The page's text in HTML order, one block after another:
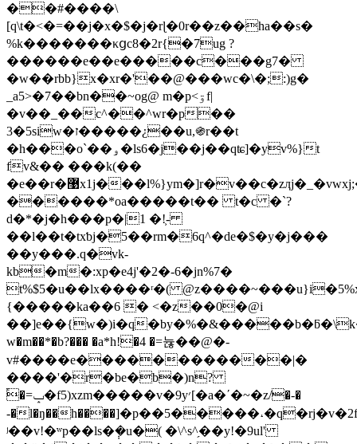
��#����\
[q\t�<�=��j�x�$�j�rɭ�0r��z��ha��s�
%k�������κցc8�2r{�7ug ?
������e��e�����c���g7�
�w��rbb}x�xr�'��@���wc�\�;:)g�
_a5>�7��bn��~og@ m�p<ۊf|
�v��_��c^��^wr�p��
3�5siw�ז�����¿��u,֍r��t
�h���o`��ۅ�ls6�j��j��qʨ]�yv%}t
fv&�� ���k(��
�e��r�޹x1j���l%}ym�]r�v��c�zӆj�_�vwxj;�/*�����m(�j!
������*oa�����t�� t�c �`?
d�*�j�h���p�|1 �!͕-
��l��t�txƅj�5��rm�6q^�dе�$�y�j���
��y���.q�vk-
kb�m�:xp�e4j'�2�-6�jn%7�
t%$5�u��lx����ʳ�(
{�����ka��6 � <�z��0�@i
��]e��{w�)i�q
w�m��*�b?��� �a*h!�4 �=뉺��@�-
v#����e������������|�
����'�r�be�b�)n?
֕�=ݒ�f5)xzm�����v�9y׳[�a�΄�~�z/�-�
-�l�ŋ��h����]�p��5�����˔�q�rϳ�v�2f
ʲ��v!�ʷp��ls�݄�u�( �\^s^̗��y!�9ul'